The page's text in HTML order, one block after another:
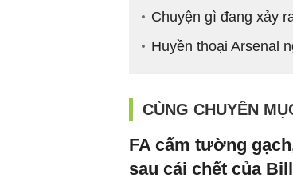
Chuyện gì đang xảy
Huyền thoại Arsenal
CÙNG CHUYÊN
FA cấm tường
sau cái chết của